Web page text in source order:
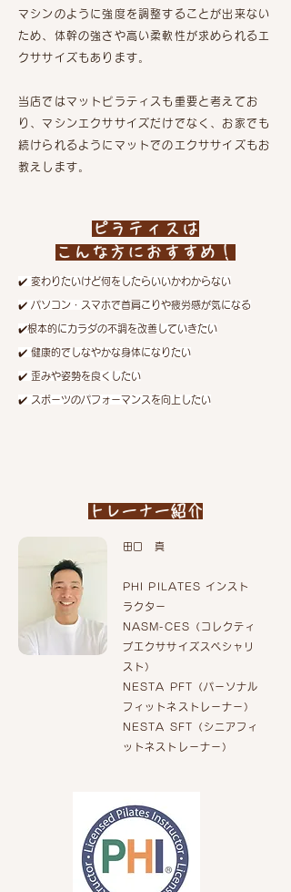
マシンのように強度を調整することが出来ない
ため、体幹の強さや高い柔軟性が求められるエ
クササイズもあります。
当店ではマットピラティスも重要と考えてお
り、マシンエクササイズだけでなく、お家でも
続けられるようにマットでのエクササイズもお
教えします。
ピラティスは
こんな方におすすめ！
​✔️ 変わりたいけど何をしたらいいかわからない
​✔️ パソコン・スマホで首肩こりや疲労感が気になる
​✔️根本的にカラダの不調を改善していきたい
​✔️ 健康的でしなやかな身体になりたい
​✔️ 歪みや姿勢を良くしたい
​✔️ スポーツのパフォーマンスを向上したい
トレーナー紹介
​​田口 真
PHI PILATES インスト
ラクター
NASM-CES（コレクティ
ブエクササイズスペシャリ
スト）
NESTA PFT（パーソナル
フィットネストレーナー）
NESTA SFT（シニアフィ
ットネストレーナー）